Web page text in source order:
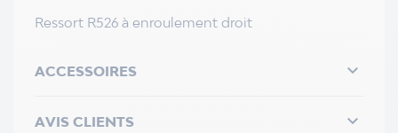
Ressort R526 à enroulement droit
ACCESSOIRES 
AVIS CLIENTS 